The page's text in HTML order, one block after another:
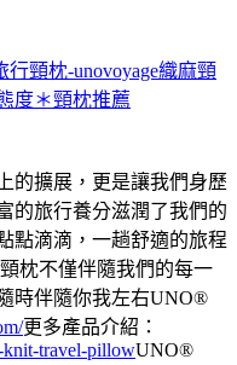
頸枕-unovoyage織麻頸
度＊頸枕推薦
的擴展，更是讓我們身歷
的旅行養分滋潤了我們的
點滴滴，一趟舒適的旅程
枕不僅伴隨我們的每一
時伴隨你我左右UNO®
更多產品介紹：
knit-travel-pillowUNO®